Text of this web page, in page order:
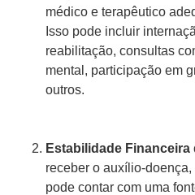
médico e terapêutico
Isso pode incluir
reabilitação, consultas
mental, participação em
outros.
Estabilidade
receber o auxílio-
pode contar com uma